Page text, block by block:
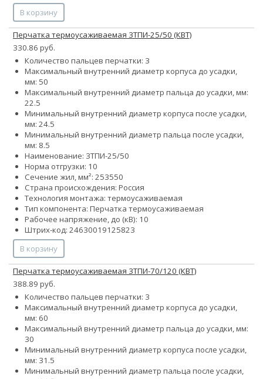
В корзину
Перчатка термоусаживаемая 3ТПИ-25/50 (КВТ)
330.86 руб.
Количество пальцев перчатки: 3
Максимальный внутренний диаметр корпуса до усадки,
мм: 50
Максимальный внутренний диаметр пальца до усадки, мм:
22.5
Минимальный внутренний диаметр корпуса после усадки,
мм: 24.5
Минимальный внутренний диаметр пальца после усадки,
мм: 8.5
Наименование: 3ТПИ-25/50
Норма отгрузки: 10
Сечение жил, мм²: 253550
Страна происхождения: Россия
Технология монтажа: термоусаживаемая
Тип компонента: Перчатка термоусаживаемая
Рабочее напряжение, до (кВ): 10
Штрих-код: 24630019125823
В корзину
Перчатка термоусаживаемая 3ТПИ-70/120 (КВТ)
388.89 руб.
Количество пальцев перчатки: 3
Максимальный внутренний диаметр корпуса до усадки,
мм: 60
Максимальный внутренний диаметр пальца до усадки, мм:
30
Минимальный внутренний диаметр корпуса после усадки,
мм: 31.5
Минимальный внутренний диаметр пальца после усадки,